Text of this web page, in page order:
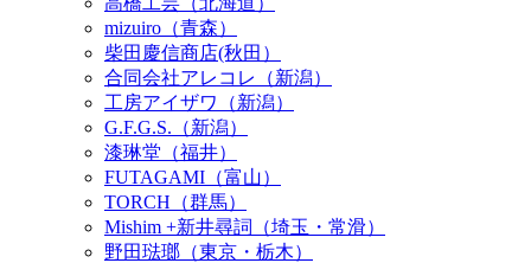
mizuiro（青森）
柴田慶信商店(秋田）
合同会社アレコレ（新潟）
工房アイザワ（新潟）
G.F.G.S.（新潟）
漆琳堂（福井）
FUTAGAMI（富山）
TORCH（群馬）
Mishim +新井尋詞（埼玉・常滑）
野田琺瑯（東京・栃木）